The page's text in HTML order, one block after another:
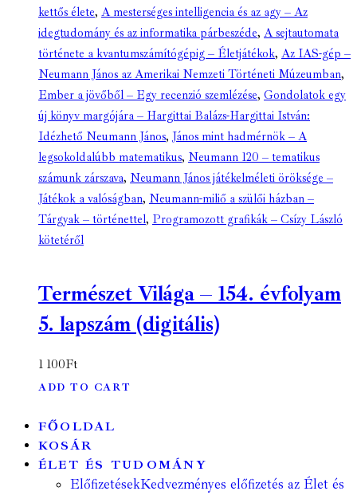
kettős élete, A mesterséges intelligencia és az agy – Az
idegtudomány és az informatika párbeszéde, A sejtautomata
története a kvantumszámítógépig – Életjátékok, Az IAS-gép –
Neumann János az Amerikai Nemzeti Történeti Múzeumban,
Ember a jövőből – Egy recenzió szemlézése, Gondolatok egy
új könyv margójára – Hargittai Balázs-Hargittai István:
Idézhető Neumann János, János mint hadmérnök – A
legsokoldalúbb matematikus, Neumann 120 – tematikus
számunk zárszava, Neumann János játékelméleti öröksége –
Játékok a valóságban, Neumann-miliő a szülői házban –
Tárgyak – történettel, Programozott grafikák – Csízy László
kötetéről
Természet Világa – 154. évfolyam
5. lapszám (digitális)
1 100Ft
ADD TO CART
FŐOLDAL
KOSÁR
ÉLET ÉS TUDOMÁNY
ElőfizetésekKedvezményes előfizetés az Élet és